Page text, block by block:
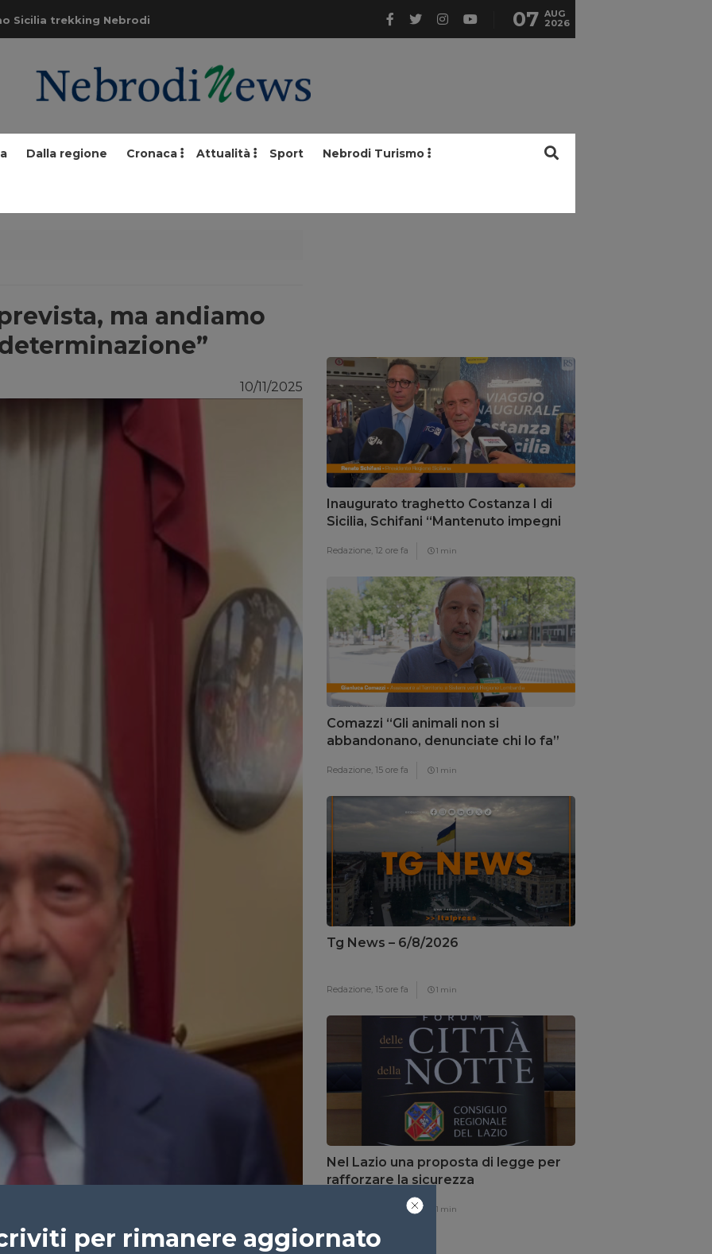
Sicilia trekking Nebrodi 07 AUG
2026
Dalla regione Cronaca Attualità Sport Nebrodi Turismo
ma andiamo
10/11/2025
Inaugurato traghetto Costanza I di
Sicilia, Schifani “Mantenuto impegni
Redazione, 12 ore fa 1 min
Comazzi “Gli animali non si
abbandonano, denunciate chi lo fa”
Redazione, 15 ore fa 1 min
Tg News – 6/8/2026
Redazione, 15 ore fa 1 min
Nel Lazio una proposta di legge per
rafforzare la sicurezza
15 ore fa 1 min
per rimanere aggiornato